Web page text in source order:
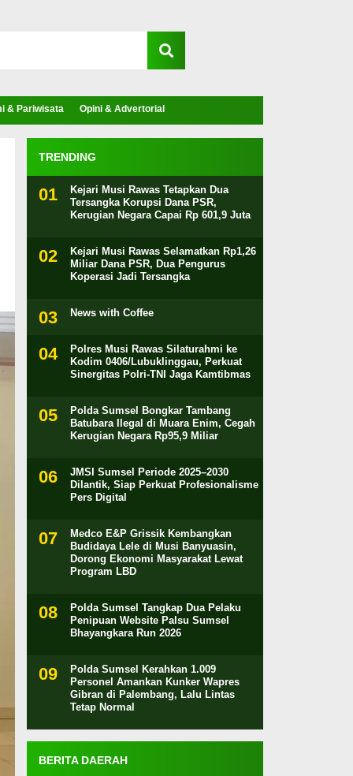
& Pariwisata Opini & Advertorial
TRENDING
Kejari Musi Rawas Tetapkan Dua
Tersangka Korupsi Dana PSR,
Kerugian Negara Capai Rp 601,9 Juta
Kejari Musi Rawas Selamatkan Rp1,26
Miliar Dana PSR, Dua Pengurus
Koperasi Jadi Tersangka
News with Coffee
Polres Musi Rawas Silaturahmi ke
Kodim 0406/Lubuklinggau, Perkuat
Sinergitas Polri-TNI Jaga Kamtibmas
Polda Sumsel Bongkar Tambang
Batubara Ilegal di Muara Enim, Cegah
Kerugian Negara Rp95,9 Miliar
JMSI Sumsel Periode 2025–2030
Dilantik, Siap Perkuat Profesionalisme
Pers Digital
Medco E&P Grissik Kembangkan
Budidaya Lele di Musi Banyuasin,
Dorong Ekonomi Masyarakat Lewat
Program LBD
Polda Sumsel Tangkap Dua Pelaku
Penipuan Website Palsu Sumsel
Bhayangkara Run 2026
Polda Sumsel Kerahkan 1.009
Personel Amankan Kunker Wapres
Gibran di Palembang, Lalu Lintas
Tetap Normal
BERITA DAERAH